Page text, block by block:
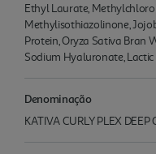
Ethyl Laurate,
Methylisothiazolinone,
Protein, Oryza Sativa Bran
Sodium Hyaluronate, Lactic
Denominação
KATIVA CURLY PLEX